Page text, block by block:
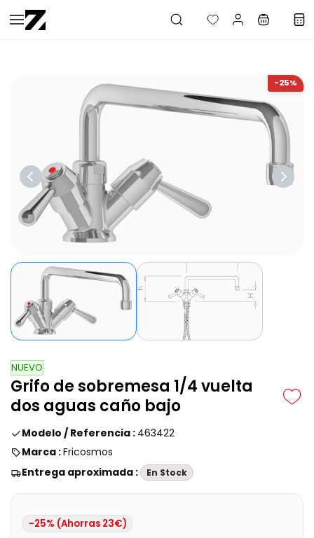
Saltar al
contenido
-25%
NUEVO
Grifo de sobremesa 1/4 vuelta
dos aguas caño bajo
Modelo / Referencia : 463422
Marca :Fricosmos
Entrega aproximada :
En Stock
-25% (Ahorras 23€)